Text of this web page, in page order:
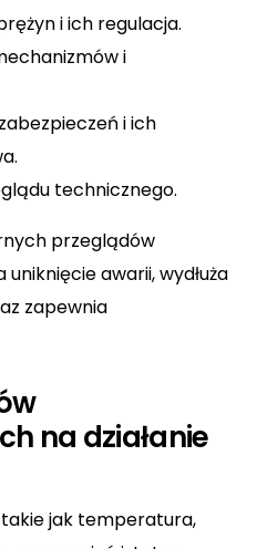
i ich regulacja.
i
i ich
technicznego.
przeglądów
awarii, wydłuża
zapewnia
na działanie
jak temperatura,